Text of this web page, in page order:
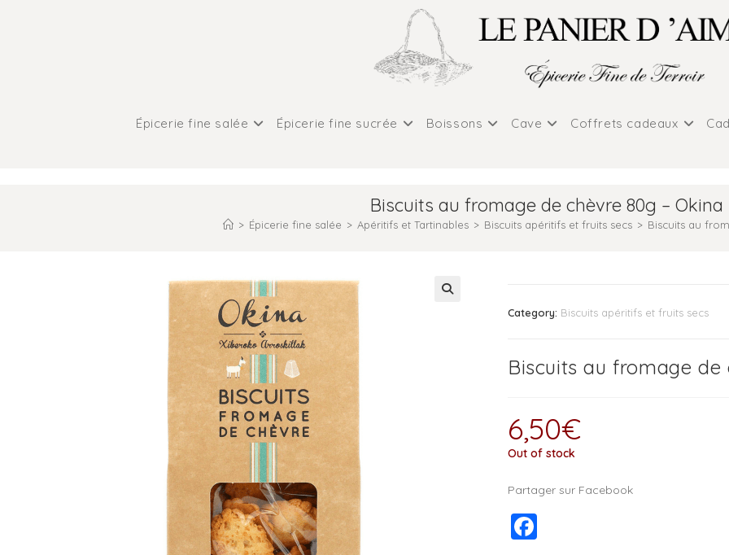
Épicerie fine salée Épicerie fine sucrée Boissons Cave Coffrets cadeaux
Biscuits au fromage de chèvre 80g – Okina
> Épicerie fine salée > Apéritifs et Tartinables > Biscuits apéritifs et fruits secs > Biscuits au
Category: Biscuits apéritifs et fruits secs
Biscuits au fromage de
6,50€
Out of stock
Partager sur Facebook